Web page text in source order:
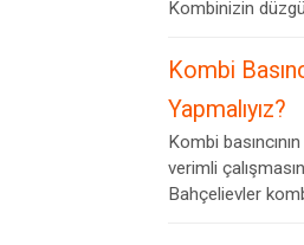
Kombinizin
Kombi
Yapmalıyız?
Kombi
verimli
Bahçelievler